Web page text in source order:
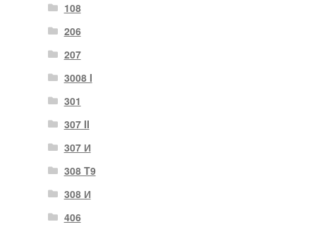
108
206
207
3008 I
301
307 II
307 И
308 T9
308 И
406